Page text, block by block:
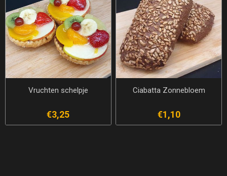
Vruchten schelpje
€3,25
Ciabatta Zonnebloem
€1,10